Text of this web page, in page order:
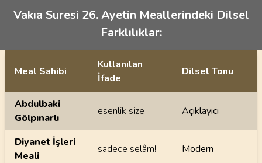
Vakıa Suresi 26. Ayetin Meallerindeki Dilsel
Farklılıklar:
Ayetin meallerindeki dilsel farklılıklar
Meal Sahibi
Kullanılan
İfade
Dilsel Tonu
Abdulbaki
Gölpınarlı
esenlik size Açıklayıcı
Diyanet İşleri
Meali
sadece selâm! Modern